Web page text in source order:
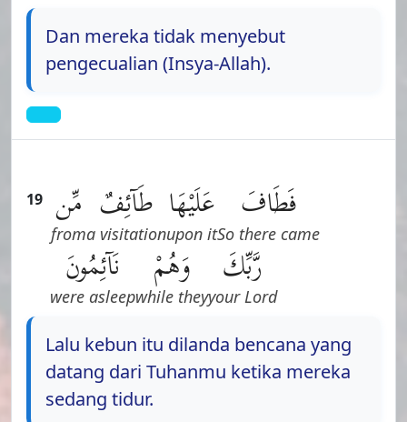
Dan mereka tidak menyebut
pengecualian (Insya-Allah).
19 فَطَافَ
So there came
عَلَيْهَا
upon it
طَآئِفٌ
a visitation
مِّن
from
رَّبِّكَ
your Lord
وَهُمْ
while they
نَآئِمُونَ
were asleep
Lalu kebun itu dilanda bencana yang
datang dari Tuhanmu ketika mereka
sedang tidur.